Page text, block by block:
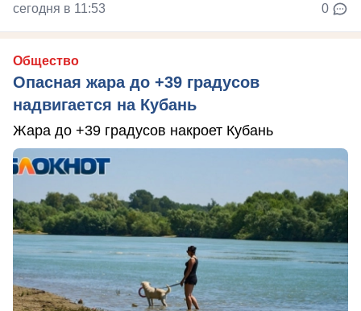
сегодня в 11:53 0
Общество
Опасная жара до +39 градусов
надвигается на Кубань
Жара до +39 градусов накроет Кубань